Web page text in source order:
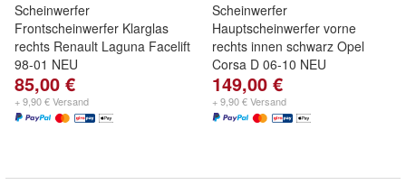
Scheinwerfer
Frontscheinwerfer Klarglas
rechts Renault Laguna Facelift
98-01 NEU
85,00 €
+ 9,90 € Versand
Scheinwerfer
Hauptscheinwerfer vorne
rechts innen schwarz Opel
Corsa D 06-10 NEU
149,00 €
+ 9,90 € Versand